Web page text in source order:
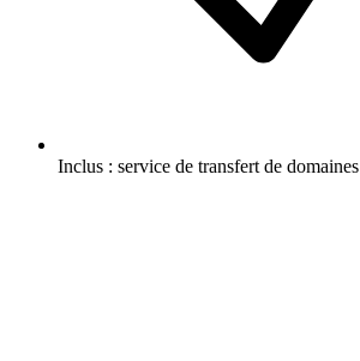
Inclus : service de transfert de domaines